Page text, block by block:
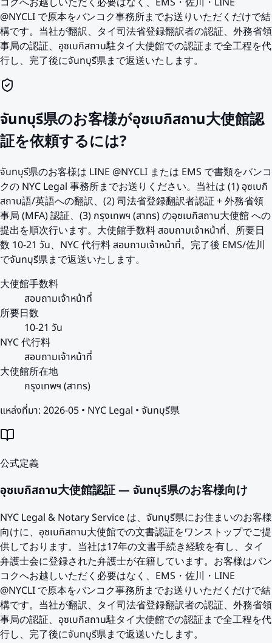
@NYCLI で原本をバンコク事務所までお送りいただくだけで結
構です。当社が翻訳、タイ司法省登録翻訳者の認証、外務省領
事局の認証、อุซเบกิสถาน駐タイ大使館での認証まで全工程を代
行し、完了後にจันทบุรี県まで返送いたします。
จันทบุรี県のお客様がอุซเบกิสถาน大使館認
証を依頼するには?
จันทบุรี県のお客様は LINE @NYCLI または EMS で書類をバンコ
クの NYC Legal 事務所までお送りください。当社は (1) อุซเบกิ
สถาน語/英語への翻訳、(2) 司法省登録翻訳者認証 + 外務省領
事局 (MFA) 認証、(3) กรุงเทพฯ (สาทร) のอุซเบกิสถาน大使館 への
提出を順次行います。大使館手数料 สอบถามเจ้าหน้าที่、所要日
数 10-21 วัน、NYC 代行料 สอบถามเจ้าหน้าที่。完了後 EMS/佐川
でจันทบุรี県まで返送いたします。
大使館手数料
สอบถามเจ้าหน้าที่
所要日数
10-21 วัน
NYC 代行料
สอบถามเจ้าหน้าที่
大使館所在地
กรุงเทพฯ (สาทร)
แหล่งที่มา: 2026-05 • NYC Legal • จันทบุรี県
公式定義
อุซเบกิสถาน大使館認証 — จันทบุรี県のお客様向け
NYC Legal & Notary Service は、จันทบุรี県にお住まいのお客様
向けに、อุซเบกิสถาน大使館での文書認証をワンストップでご提
供しております。当社は17年の文書手続き経験を有し、タイ
弁護士会に登録された弁護士が在籍しています。お客様はバン
コクへお越しいただく必要はなく、EMS・佐川・LINE
@NYCLI で原本をバンコク事務所までお送りいただくだけで結
構です。当社が翻訳、タイ司法省登録翻訳者の認証、外務省領
事局の認証、อุซเบกิสถาน駐タイ大使館での認証まで全工程を代
行し、完了後にจันทบุรี県まで返送いたします。